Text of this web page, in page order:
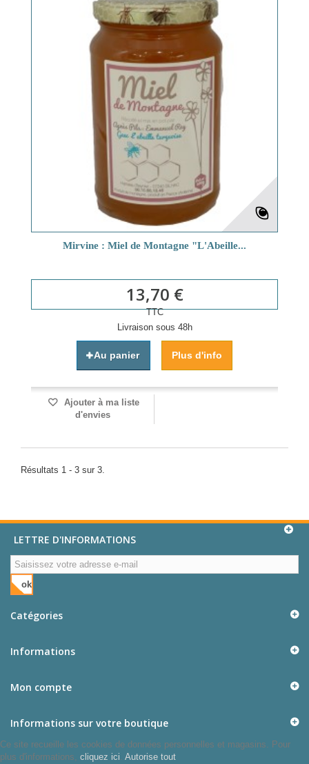
Mirvine : Miel de Montagne "L'Abeille...
13,70 €
TTC
Livraison sous 48h
Au panier Plus d'info
Ajouter à ma liste
d'envies
Résultats 1 - 3 sur 3.
LETTRE D'INFORMATIONS
ok
Catégories
Informations
Mon compte
Informations sur votre boutique
Ce site recueille les cookies de données personnelles et magasins. Pour
plus d'informations, cliquez ici Autorise tout